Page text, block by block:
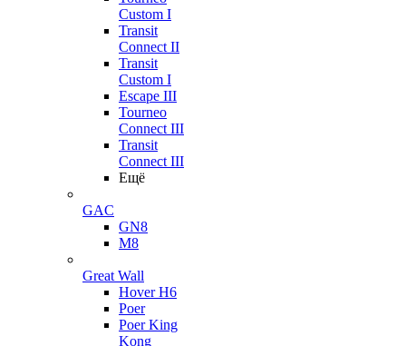
Custom I
Transit
Connect II
Transit
Custom I
Escape III
Tourneo
Connect III
Transit
Connect III
Ещё
GAC
GN8
M8
Great Wall
Hover H6
Poer
Poer King
Kong